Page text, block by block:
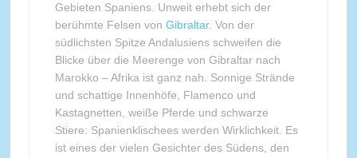
Gebieten Spaniens. Unweit erhebt sich der
berühmte Felsen von Gibraltar. Von der
südlichsten Spitze Andalusiens schweifen die
Blicke über die Meerenge von Gibraltar nach
Marokko – Afrika ist ganz nah. Sonnige Strände
und schattige Innenhöfe, Flamenco und
Kastagnetten, weiße Pferde und schwarze
Stiere: Spanienklischees werden Wirklichkeit. Es
ist eines der vielen Gesichter des Südens, den